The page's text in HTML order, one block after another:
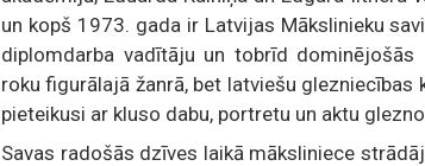
un kopš 1973. gada ir Latvijas Mākslinieku
diplomdarba vadītāju un tobrīd
roku figurālajā žanrā, bet latviešu
pieteikusi ar kluso dabu, portretu un aktu
Savas radošās dzīves laikā māksliniece